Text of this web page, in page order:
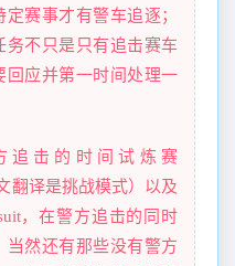
赛事才有警车追逐；
务不只是只有追击赛车
回应并第一时间处理一
追击的时间试炼赛
翻译是挑战模式）以及
，在警方追击的同时
当然还有那些没有警方